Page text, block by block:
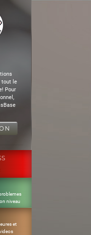
tout le
Pour
niveau
et